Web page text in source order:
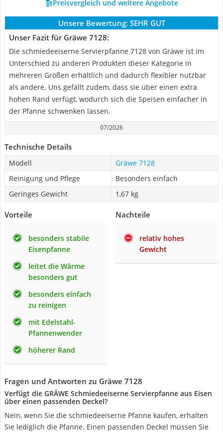
Preisvergleich und weitere Angebote
Unsere Bewertung: SEHR GUT
Unser Fazit für Gräwe 7128:
Die schmiedeeiserne Servierpfanne 7128 von Gräwe ist im
Unterschied zu anderen Produkten dieser Kategorie in
mehreren Größen erhältlich und dadurch flexibler nutzbar
als andere. Uns gefällt zudem, dass sie über einen extra
hohen Rand verfügt, wodurch sich die Speisen einfacher in
der Pfanne schwenken lassen.
07/2026
Technische Details
Modell
Gräwe 7128
Reinigung und Pflege
Besonders einfach
Geringes Gewicht
1,67 kg
Vorteile
besonders stabile
Eisenpfanne
leitet die Wärme
besonders gut
besonders einfach
zu reinigen
mit Edelstahl-
Pfannenwender
höherer Rand
Nachteile
relativ hohes
Gewicht
Fragen und Antworten zu Gräwe 7128
Verfügt die GRÄWE Schmiedeeiserne Servierpfanne aus Eisen
über einen passenden Deckel?
Nein, wenn Sie die schmiedeeiserne Pfanne kaufen, erhalten
Sie lediglich die Pfanne. Einen passenden Deckel müssen Sie